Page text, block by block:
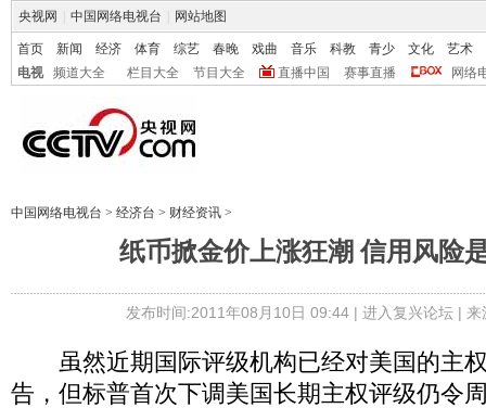
央视网 中国网络电视台 网站地图
首页 新闻 经济 体育 综艺 春晚 戏曲 音乐 科教 青少 文化
艺术
电视
频道大全 栏目大全 节目大全 直播中国 赛事直播 网络
中国网络电视台 > 经济台 > 财经资讯 >
纸币掀金价上涨狂潮 信用风险
发布时间:2011年08月10日 09:44 | 进入复兴论坛| 来
虽然近期国际评级机构已经对美国的主
告，但标普首次下调美国长期主权评级仍令